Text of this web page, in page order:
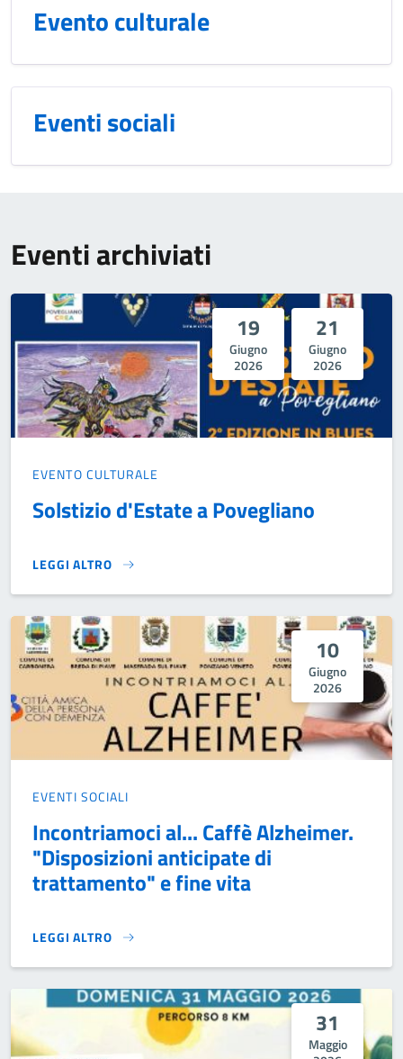
Evento culturale
Eventi sociali
Eventi archiviati
19
Giugno
2026
21
Giugno
2026
EVENTO CULTURALE
Solstizio d'Estate a Povegliano
LEGGI ALTRO
SOLSTIZIO D'ESTATE A POVEGLIANO}
10
Giugno
2026
EVENTI SOCIALI
Incontriamoci al... Caffè Alzheimer.
"Disposizioni anticipate di
trattamento" e fine vita
LEGGI ALTRO
INCONTRIAMOCI AL... CAFFÈ ALZHEIMER. "DISPOSIZIONI
31
Maggio